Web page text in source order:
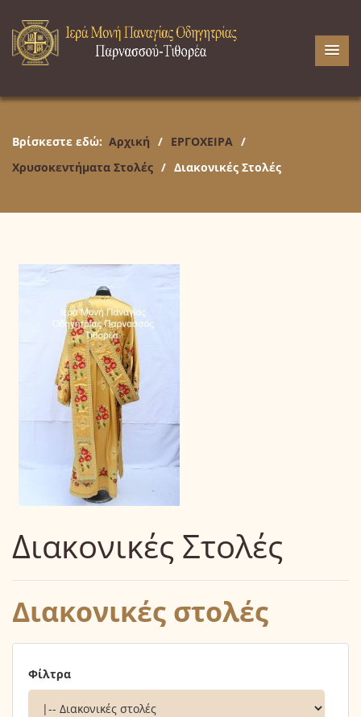
Βρίσκεστε εδώ: Αρχική / ΕΡΓΟΧΕΙΡΑ /
Χρυσοκεντήματα Στολές / Διακονικές Στολές
Διακονικές Στολές
Διακονικές στολές
Φίλτρα